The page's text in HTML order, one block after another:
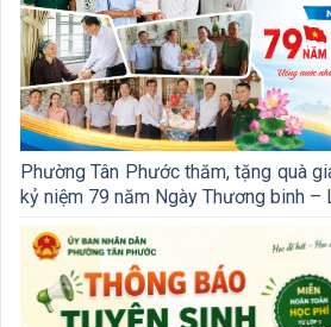
Phường Tân Phước thăm, tặng quà
kỷ niệm 79 năm Ngày Thương binh –